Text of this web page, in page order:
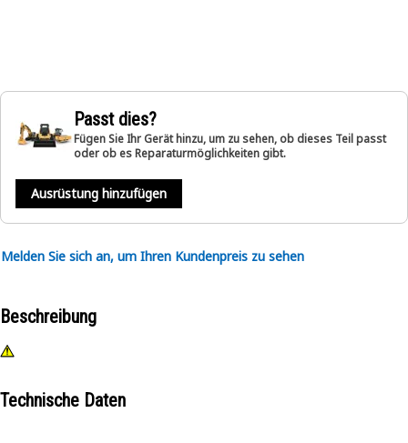
Passt dies?
Fügen Sie Ihr Gerät hinzu, um zu sehen, ob dieses Teil passt
oder ob es Reparaturmöglichkeiten gibt.
Ausrüstung hinzufügen
Melden Sie sich an, um Ihren Kundenpreis zu sehen
Beschreibung
Technische Daten